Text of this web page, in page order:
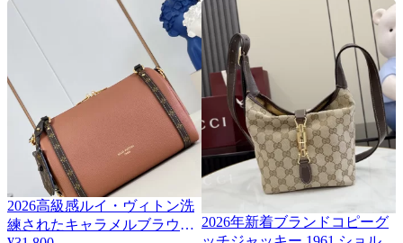
2026高級感ルイ・ヴィトン洗
練されたキャラメルブラウン 2
2026年新着ブランドコピーグ